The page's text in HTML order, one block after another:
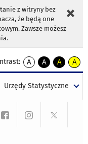
z witryny bez
że będą one
Zawsze możesz
A
kontrast
A
kontrast
tekst
czarnym
A
kontrast
tekst
czarnym
A
tekst
żółtym
Urzędy Statystyczne